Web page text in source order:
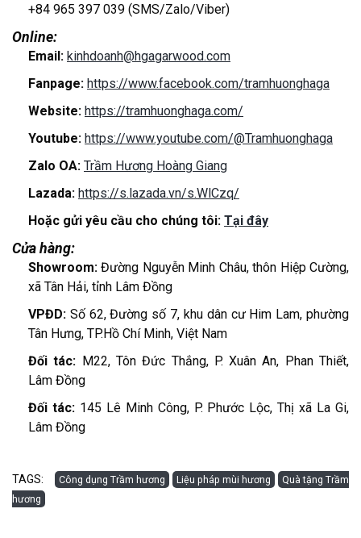
+84 965 397 039 (SMS/Zalo/Viber)
Online:
Email: kinhdoanh@hgagarwood.com
Fanpage: https://www.facebook.com/tramhuonghaga
Website: https://tramhuonghaga.com/
Youtube: https://www.youtube.com/@Tramhuonghaga
Zalo OA: Trầm Hương Hoàng Giang
Lazada: https://s.lazada.vn/s.WlCzq/
Hoặc gửi yêu cầu cho chúng tôi: Tại đây
Cửa hàng:
Showroom:Đường Nguyễn Minh Châu, thôn Hiệp Cường,
xã Tân Hải, tỉnh Lâm Đồng
VPĐD: Số 62, Đường số 7, khu dân cư Him Lam, phường
Tân Hưng, TP.Hồ Chí Minh, Việt Nam
Đối tác: M22, Tôn Đức Thắng, P. Xuân An, Phan Thiết,
Lâm Đồng
Đối tác: 145 Lê Minh Công, P. Phước Lộc, Thị xã La Gi,
Lâm Đồng
TAGS: Công dụng Trầm hương Liệu pháp mùi hương
Quà tặng Trầm
hương